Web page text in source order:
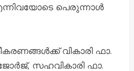
പെരുന്നാൾ
വികാരി ഫാ.
സഹവികാരി ഫാ.